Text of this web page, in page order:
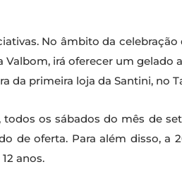
No âmbito da
Valbom, irá oferecer um gelado
da primeira loja da Santini, no
todos os sábados do mês de
de oferta. Para além disso, a
anos.